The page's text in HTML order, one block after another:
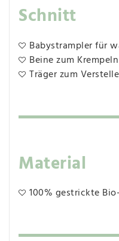
Schnitt
Babystrampler für
Beine zum Krempeln
Träger zum
Material
100% gestrickte